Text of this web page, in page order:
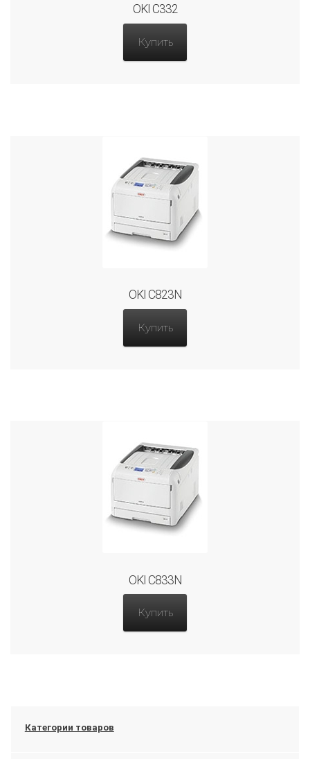
OKI C332
Купить
OKI C823N
Купить
OKI C833N
Купить
Категории товаров